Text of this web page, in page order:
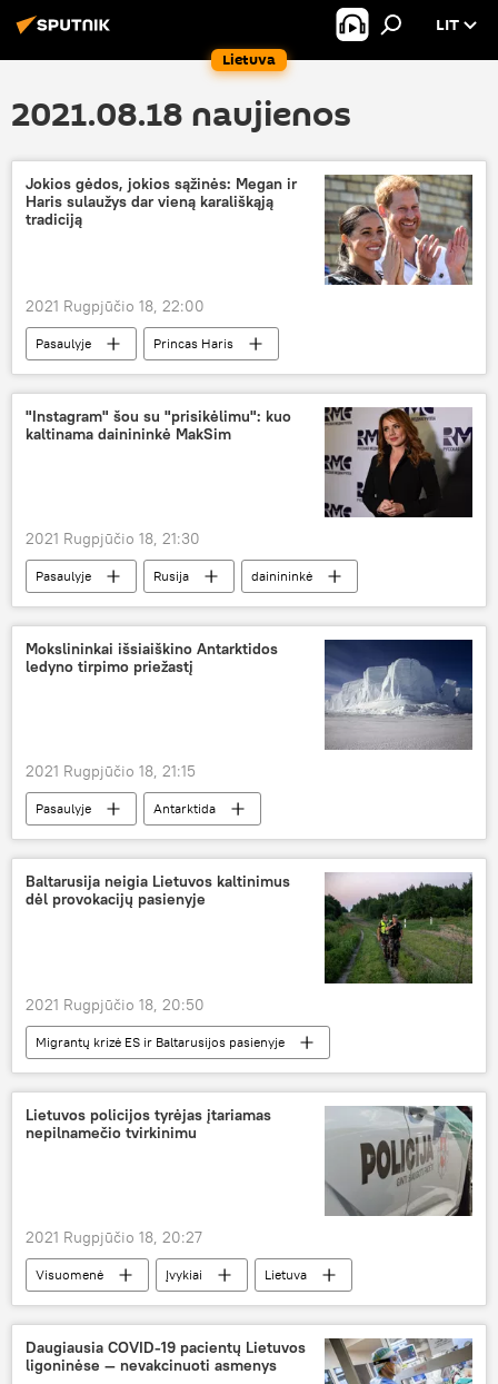
Lietuva
LIT
2021.08.18 naujienos
Jokios gėdos, jokios sąžinės: Megan ir
Haris sulaužys dar vieną karališkąją
tradiciją
2021 Rugpjūčio 18, 22:00
Pasaulyje
Princas Haris
Megan Markle
Karališkosios naujienos
Elžbieta II
"Instagram" šou su "prisikėlimu": kuo
kaltinama dainininkė MakSim
2021 Rugpjūčio 18, 21:30
Pasaulyje Rusija dainininkė
Mokslininkai išsiaiškino Antarktidos
ledyno tirpimo priežastį
2021 Rugpjūčio 18, 21:15
Pasaulyje Antarktida
Baltarusija neigia Lietuvos kaltinimus
dėl provokacijų pasienyje
2021 Rugpjūčio 18, 20:50
Migrantų krizė ES ir Baltarusijos pasienyje
Lietuva
Baltarusija
migrantai
neteisėti migrantai
Lietuvos policijos tyrėjas įtariamas
nepilnamečio tvirkinimu
2021 Rugpjūčio 18, 20:27
Visuomenė Įvykiai
Lietuva
policija
Daugiausia COVID-19 pacientų Lietuvos
ligoninėse — nevakcinuoti asmenys